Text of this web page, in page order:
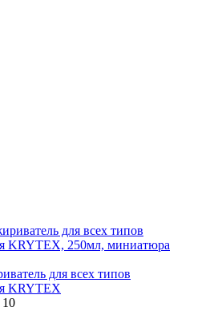
для всех типов
KRYTEX